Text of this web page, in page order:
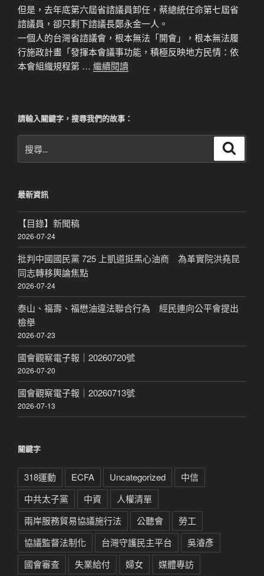
但是，去年底第六屆省諮議員卸任，蔡總統任命第七屆省
諮議員，卻只剩下諮議長鄭永金一人。
一個人的台灣省諮議會，根本無法「開會」，根本無法履
行施政計畫「發揮本會議事功能，積極反映地方民情：依
本會組織規程第 … 繼續閱讀
請輸入關鍵字，搜尋我們的故事：
尋
字:
最新資訊
【目錄】新聞稿
2026-07-24
批判中國國民黨 725 上凱道挺黑心油商 為革實院洪堯昆
同志轉移輿論焦點
2026-07-24
泰山、福壽、福懋油違法聯合行為 經民連向公平會提出
檢舉
2026-07-23
國會觀察電子報｜20260720號
2026-07-20
國會觀察電子報｜20260713號
2026-07-13
關鍵字
318運動 ECFA Uncategorized
中信
中共太子黨
中資
人權清單
兩岸服務貿易協議施行法
公聽會
勞工
協議監督法制化
台灣守護民主平台
吳濬彥
國會審查
失業給付 婦女
媒體專訪